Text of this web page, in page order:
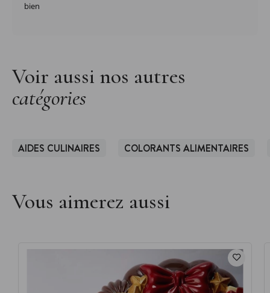
bien
Voir aussi nos autres
catégories
AIDES CULINAIRES COLORANTS ALIMENTAIRES
Vous aimerez aussi